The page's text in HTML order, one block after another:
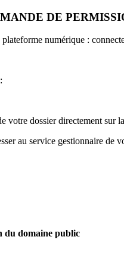
DE
numérique :
votre dossier directement sur
au service gestionnaire de
du domaine public